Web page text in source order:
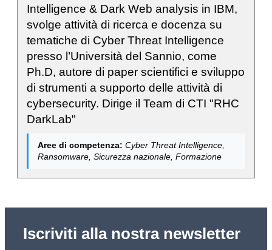
Intelligence & Dark Web analysis in IBM,
svolge attività di ricerca e docenza su
tematiche di Cyber Threat Intelligence
presso l’Università del Sannio, come
Ph.D, autore di paper scientifici e sviluppo
di strumenti a supporto delle attività di
cybersecurity. Dirige il Team di CTI "RHC
DarkLab"
Aree di competenza: Cyber Threat Intelligence,
Ransomware, Sicurezza nazionale, Formazione
Iscriviti alla nostra newsletter